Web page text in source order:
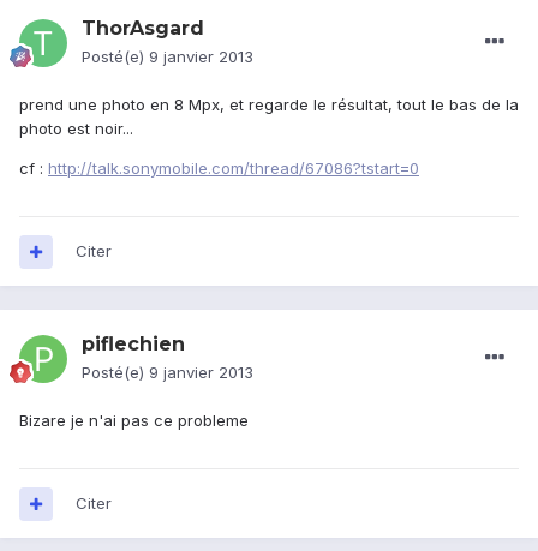
ThorAsgard
Posté(e) 9 janvier 2013
prend une photo en 8 Mpx, et regarde le résultat, tout le bas de la
photo est noir...
cf : http://talk.sonymobile.com/thread/67086?tstart=0
Citer
piflechien
Posté(e) 9 janvier 2013
Bizare je n'ai pas ce probleme
Citer